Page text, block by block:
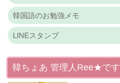
韓国語のお勉強メモ
LINEスタンプ
韓ちょあ 管理人Ree★です